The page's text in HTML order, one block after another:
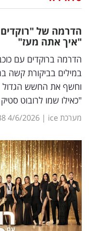
דיגיטל
וטק
שיווק
ופרסום
משפט
מדדים
ומחקרים
דעות
רכילות
עסקית
הדרמה של
"איך אתה מעז"
הדרמה ברוקדים עם
במילים בביקורת קשה
וחשף את החשש הגדול
"כאילו שמו לרובוט
מערכת ice |
4/6/2026